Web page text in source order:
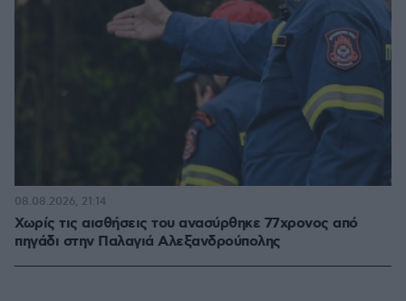
Χωρίς τις αισθήσεις του ανασύρθηκε 77χρονος από
πηγάδι στην Παλαγιά Αλεξανδρούπολης
08.08.2026, 21:14